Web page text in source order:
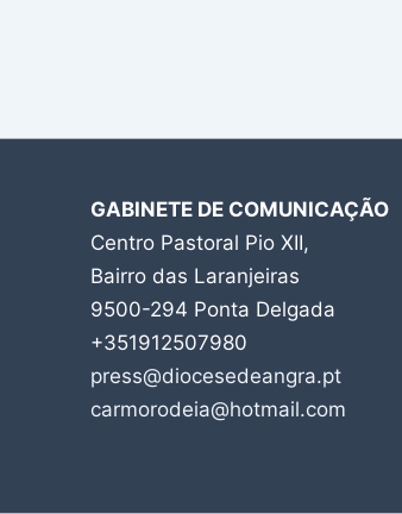
GABINETE DE COMUNICAÇÃO
Centro Pastoral Pio XII,
Bairro das Laranjeiras
9500-294 Ponta Delgada
+351912507980
press@diocesedeangra.pt
carmorodeia@hotmail.com